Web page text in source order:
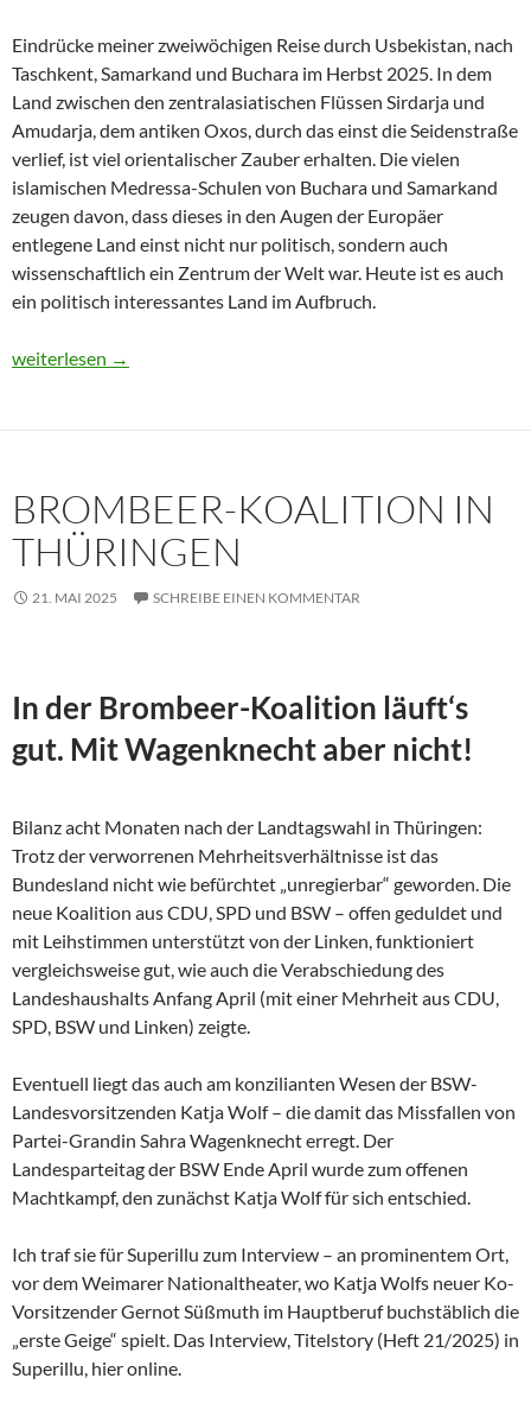
Eindrücke meiner zweiwöchigen Reise durch Usbekistan, nach
Taschkent, Samarkand und Buchara im Herbst 2025. In dem
Land zwischen den zentralasiatischen Flüssen Sirdarja und
Amudarja, dem antiken Oxos, durch das einst die Seidenstraße
verlief, ist viel orientalischer Zauber erhalten. Die vielen
islamischen Medressa-Schulen von Buchara und Samarkand
zeugen davon, dass dieses in den Augen der Europäer
entlegene Land einst nicht nur politisch, sondern auch
wissenschaftlich ein Zentrum der Welt war. Heute ist es auch
ein politisch interessantes Land im Aufbruch.
Usbekistan 2025: Unterwegs in einem Land im Aufbruch
weiterlesen →
BROMBEER-KOALITION IN
THÜRINGEN
21. MAI 2025 SCHREIBE EINEN KOMMENTAR
In der Brombeer-Koalition läuft‘s
gut. Mit Wagenknecht aber nicht!
Bilanz acht Monaten nach der Landtagswahl in Thüringen:
Trotz der verworrenen Mehrheitsverhältnisse ist das
Bundesland nicht wie befürchtet „unregierbar“ geworden. Die
neue Koalition aus CDU, SPD und BSW – offen geduldet und
mit Leihstimmen unterstützt von der Linken, funktioniert
vergleichsweise gut, wie auch die Verabschiedung des
Landeshaushalts Anfang April (mit einer Mehrheit aus CDU,
SPD, BSW und Linken) zeigte.
Eventuell liegt das auch am konzilianten Wesen der BSW-
Landesvorsitzenden Katja Wolf – die damit das Missfallen von
Partei-Grandin Sahra Wagenknecht erregt. Der
Landesparteitag der BSW Ende April wurde zum offenen
Machtkampf, den zunächst Katja Wolf für sich entschied.
Ich traf sie für Superillu zum Interview – an prominentem Ort,
vor dem Weimarer Nationaltheater, wo Katja Wolfs neuer Ko-
Vorsitzender Gernot Süßmuth im Hauptberuf buchstäblich die
„erste Geige“ spielt. Das Interview, Titelstory (Heft 21/2025) in
Superillu, hier online.